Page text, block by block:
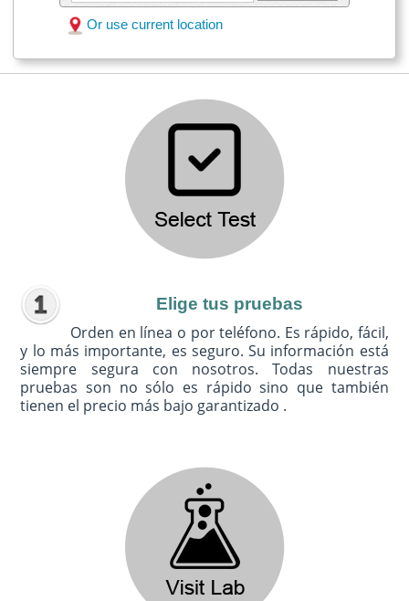
Or use current location
Elige tus pruebas
Orden en línea o por teléfono. Es rápido, fácil,
y lo más importante, es seguro. Su información está
siempre segura con nosotros. Todas nuestras
pruebas son no sólo es rápido sino que también
tienen el precio más bajo garantizado .